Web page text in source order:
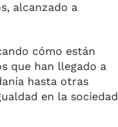
alcanzado a
cómo están
que han llegado a
hasta otras
en la sociedad